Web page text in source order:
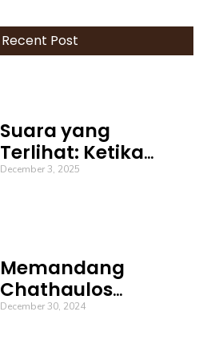
Recent Post
Suara yang
Terlihat: Ketika
Busana Menjadi
December 3, 2025
Memandang
Chathaulos
sebagai Identitas
December 30, 2024